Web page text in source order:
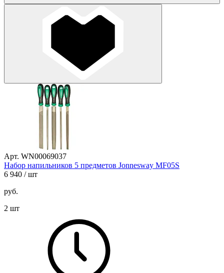
Арт. WN00069037
Набор напильников 5 предметов Jonnesway MF05S
6 940 / шт
руб.
2 шт